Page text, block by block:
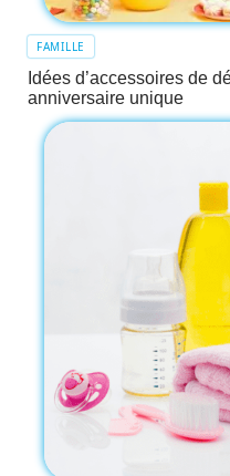
FAMILLE
Idées d’accessoires de
anniversaire unique